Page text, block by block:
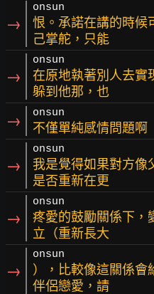
→
onsun
恨。承諾在講的時候
己掌舵，只能
→
onsun
在原地執著別人去實
躲到他那，也
→ onsun
不僅單純感情問題啊
→
onsun
我是覺得如果對方像
是否重新在更
→
onsun
疼愛的鼓勵關係下，
立（重新長大
→
onsun
），比較像這關係會
伴侶戀愛，請